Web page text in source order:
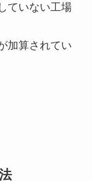
ていない工場
加算されてい